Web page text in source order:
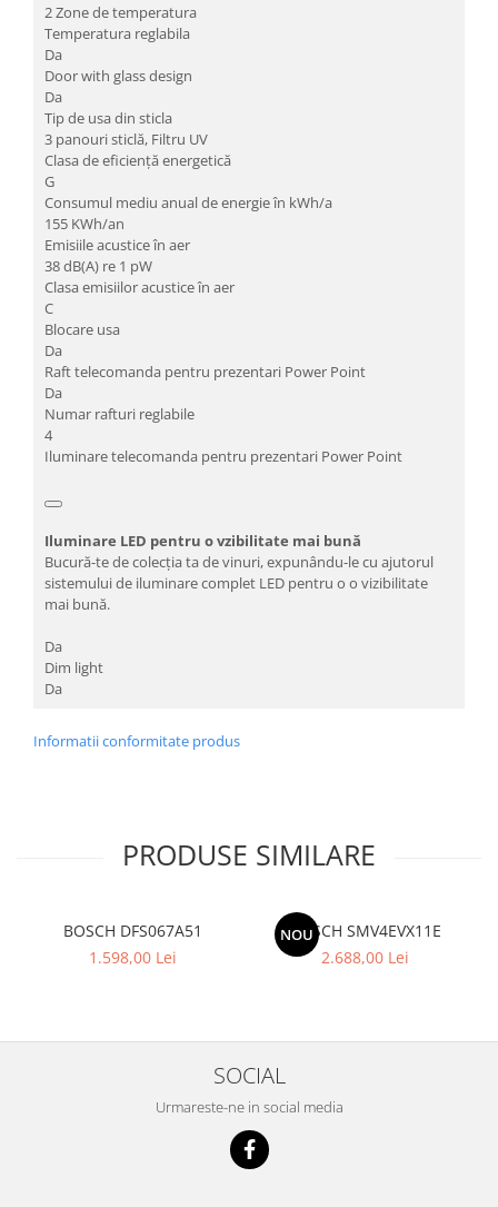
2 Zone de temperatura
Temperatura reglabila
Da
Door with glass design
Da
Tip de usa din sticla
3 panouri sticlă, Filtru UV
Clasa de eficiență energetică
G
Consumul mediu anual de energie în kWh/a
155 KWh/an
Emisiile acustice în aer
38 dB(A) re 1 pW
Clasa emisiilor acustice în aer
C
Blocare usa
Da
Raft telecomanda pentru prezentari Power Point
Da
Numar rafturi reglabile
4
Iluminare telecomanda pentru prezentari Power Point
Iluminare LED pentru o vzibilitate mai bună
Bucură-te de colecția ta de vinuri, expunându-le cu ajutorul
sistemului de iluminare complet LED pentru o o vizibilitate
mai bună.
Da
Dim light
Da
Informatii conformitate produs
PRODUSE SIMILARE
BOSCH DFS067A51
1.598,00 Lei
NOU
BOSCH SMV4EVX11E
2.688,00 Lei
SOCIAL
Urmareste-ne in social media